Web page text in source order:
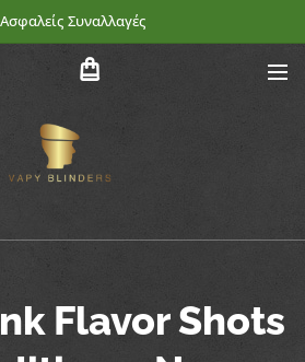
Ασφαλείς Συναλλαγές
Flavor Shots